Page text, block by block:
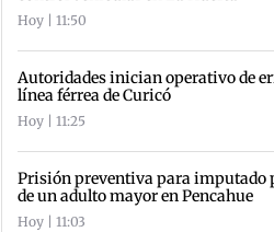
Hoy | 11:50
Autoridades inician operativo de
línea férrea de Curicó
Hoy | 11:25
Prisión preventiva para imputado
de un adulto mayor en Pencahue
Hoy | 11:03